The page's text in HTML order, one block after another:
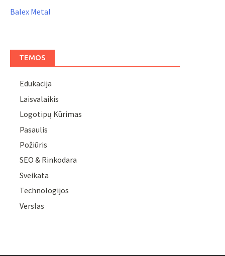
Balex Metal
TEMOS
Edukacija
Laisvalaikis
Logotipų Kūrimas
Pasaulis
Požiūris
SEO & Rinkodara
Sveikata
Technologijos
Verslas